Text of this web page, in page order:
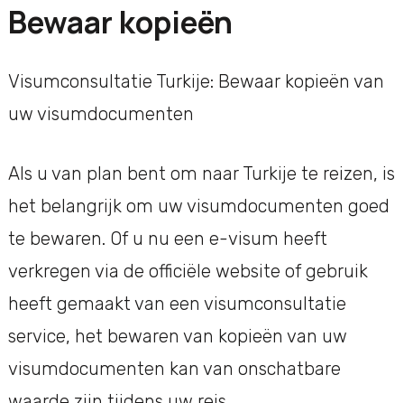
Bewaar kopieën
Visumconsultatie Turkije: Bewaar kopieën van
uw visumdocumenten
Als u van plan bent om naar Turkije te reizen, is
het belangrijk om uw visumdocumenten goed
te bewaren. Of u nu een e-visum heeft
verkregen via de officiële website of gebruik
heeft gemaakt van een visumconsultatie
service, het bewaren van kopieën van uw
visumdocumenten kan van onschatbare